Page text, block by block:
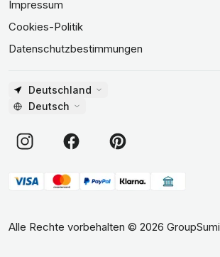
Impressum
Cookies-Politik
Datenschutzbestimmungen
Deutschland
Deutsch
Alle Rechte vorbehalten © 2026 GroupSumi